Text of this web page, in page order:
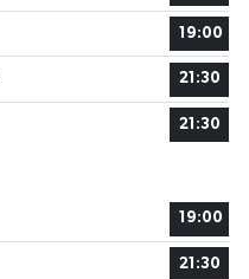
19:00
21:30
21:30
19:00
21:30